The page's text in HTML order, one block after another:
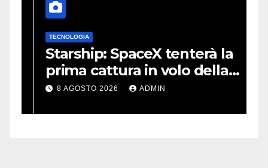
TECNOLOGIA
Starship: SpaceX tenterà la
prima cattura in volo della
navetta
8 AGOSTO 2026 ADMIN